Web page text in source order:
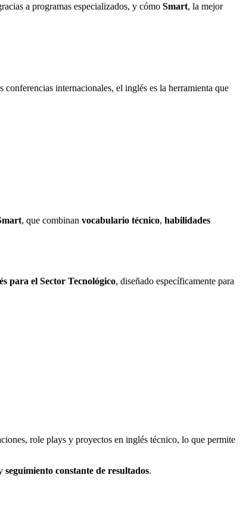
a programas especializados, y cómo Smart, la mejor
internacionales, el inglés es la herramienta que
, que combinan vocabulario técnico, habilidades
para el Sector Tecnológico, diseñado específicamente para
role plays y proyectos en inglés técnico, lo que permite
seguimiento constante de resultados.